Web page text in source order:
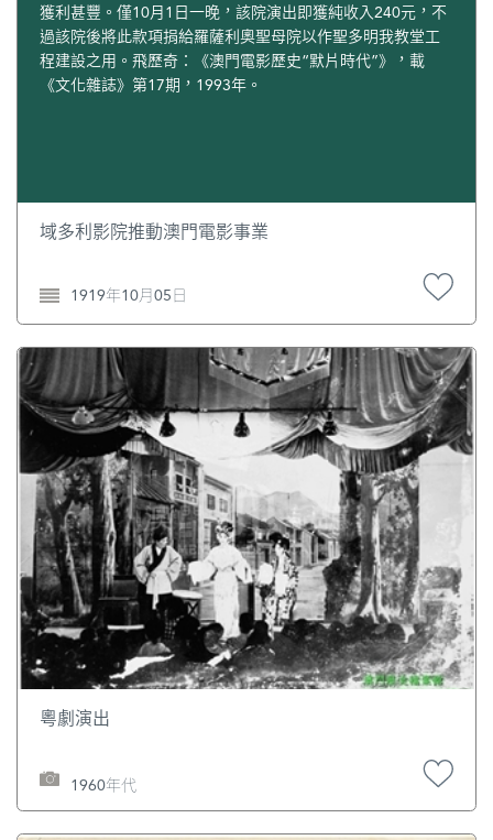
獲利甚豐。僅10月1日一晚，該院演出即獲純收入240元，不
過該院後將此款項捐給羅薩利奧聖母院以作聖多明我教堂工
程建設之用。飛歷奇：《澳門電影歷史“默片時代”》，載
《文化雜誌》第17期，1993年。
域多利影院推動澳門電影事業
1919年10月05日
粵劇演出
1960年代